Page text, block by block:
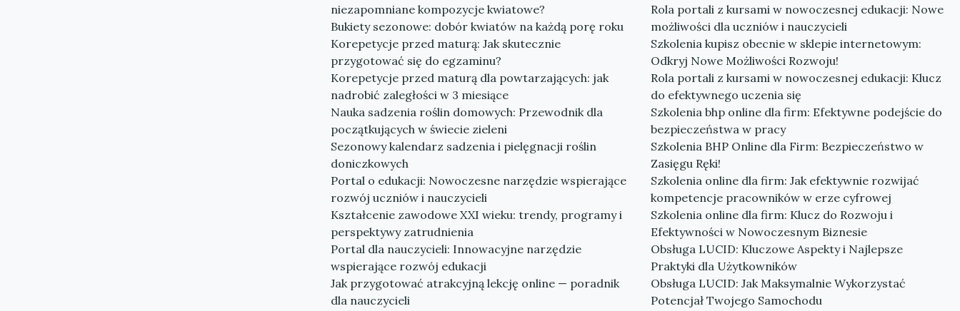
niezapomniane kompozycje kwiatowe?
Bukiety sezonowe: dobór kwiatów na każdą porę roku
Korepetycje przed maturą: Jak skutecznie
przygotować się do egzaminu?
Korepetycje przed maturą dla powtarzających: jak
nadrobić zaległości w 3 miesiące
Nauka sadzenia roślin domowych: Przewodnik dla
początkujących w świecie zieleni
Sezonowy kalendarz sadzenia i pielęgnacji roślin
doniczkowych
Portal o edukacji: Nowoczesne narzędzie wspierające
rozwój uczniów i nauczycieli
Kształcenie zawodowe XXI wieku: trendy, programy i
perspektywy zatrudnienia
Portal dla nauczycieli: Innowacyjne narzędzie
wspierające rozwój edukacji
Jak przygotować atrakcyjną lekcję online — poradnik
dla nauczycieli
Rola portali z kursami w nowoczesnej edukacji: Nowe
możliwości dla uczniów i nauczycieli
Szkolenia kupisz obecnie w sklepie internetowym:
Odkryj Nowe Możliwości Rozwoju!
Rola portali z kursami w nowoczesnej edukacji: Klucz
do efektywnego uczenia się
Szkolenia bhp online dla firm: Efektywne podejście do
bezpieczeństwa w pracy
Szkolenia BHP Online dla Firm: Bezpieczeństwo w
Zasięgu Ręki!
Szkolenia online dla firm: Jak efektywnie rozwijać
kompetencje pracowników w erze cyfrowej
Szkolenia online dla firm: Klucz do Rozwoju i
Efektywności w Nowoczesnym Biznesie
Obsługa LUCID: Kluczowe Aspekty i Najlepsze
Praktyki dla Użytkowników
Obsługa LUCID: Jak Maksymalnie Wykorzystać
Potencjał Twojego Samochodu